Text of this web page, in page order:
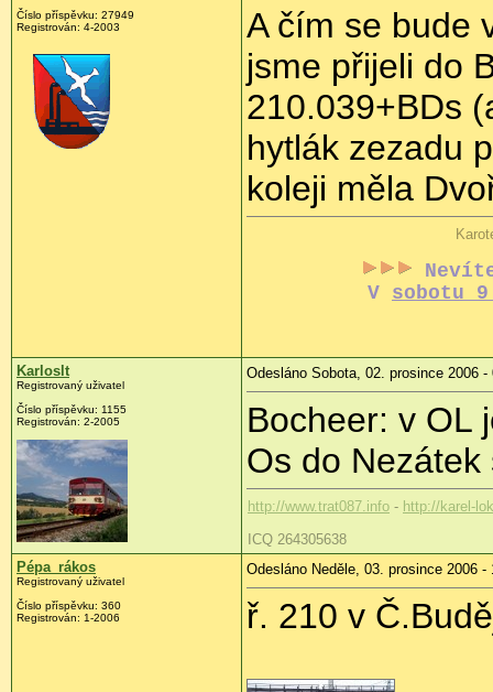
Číslo příspěvku: 27949
Registrován: 4-2003
A čím se bude
jsme přijeli do
210.039+BDs
hytlák zezadu
koleji měla
V sobotu
Karloslt
Registrovaný uživatel
Číslo příspěvku: 1155
Registrován: 2-2005
Odesláno Sobota, 02. prosince 2006 -
Bocheer: v OL
Os do
http://www.trat087.info - http://karel-
ICQ 264305638
Pépa_rákos
Registrovaný uživatel
Číslo příspěvku: 360
Registrován: 1-2006
Odesláno Neděle, 03. prosince 2006 -
ř. 210 v